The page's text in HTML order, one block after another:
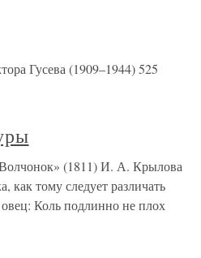
Гусева (1909–1944) 525
(1811) И. А. Крылова
тому следует различать
Коль подлинно не плох